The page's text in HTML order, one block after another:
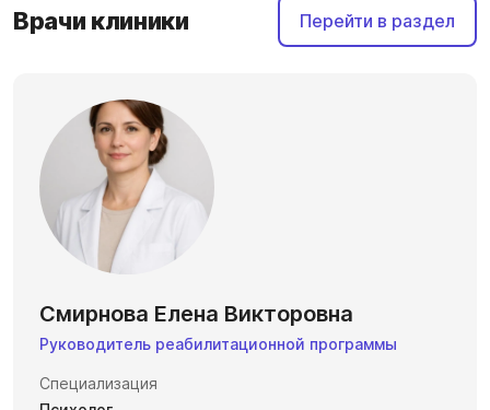
Врачи клиники Перейти в раздел
Смирнова Елена Викторовна
Руководитель реабилитационной программы
Специализация